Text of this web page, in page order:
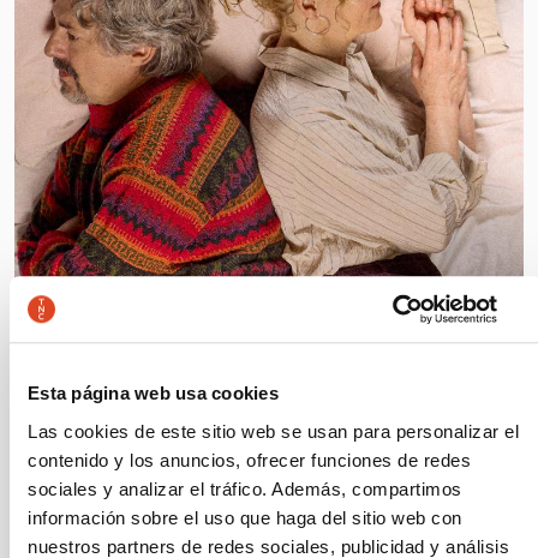
Esta página web usa cookies
Las cookies de este sitio web se usan para personalizar el
contenido y los anuncios, ofrecer funciones de redes
sociales y analizar el tráfico. Además, compartimos
información sobre el uso que haga del sitio web con
nuestros partners de redes sociales, publicidad y análisis
La última noche con mi
hermano
Autoría y dirección: Alfredo Sanzol
Sala Gran
15/10/2026 al 01/11/2026